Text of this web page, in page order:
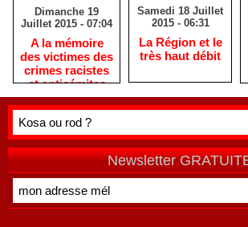
Dimanche 19
Juillet 2015 - 07:04
A la mémoire
des victimes des
crimes racistes
et antisémites
Samedi 18 Juillet
2015 - 06:31
La Région et le
très haut débit
Newsletter